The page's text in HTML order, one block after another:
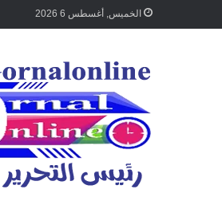
الخميس, أغسطس 6 2026